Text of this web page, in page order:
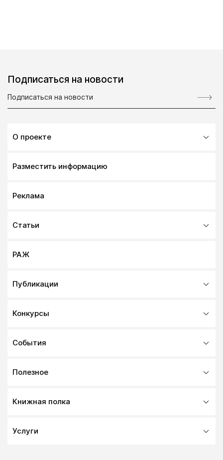
Подписаться на новости
О проекте
Разместить информацию
Реклама
Статьи
РАЖ
Публикации
Конкурсы
События
Полезное
Книжная полка
Услуги